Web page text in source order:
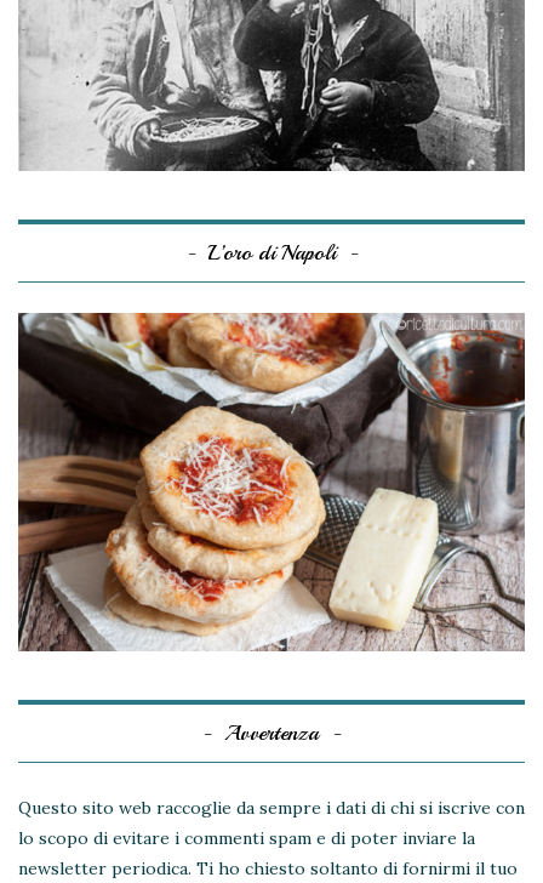
L’oro di Napoli
Avvertenza
Questo sito web raccoglie da sempre i dati di chi si iscrive con
lo scopo di evitare i commenti spam e di poter inviare la
newsletter periodica. Ti ho chiesto soltanto di fornirmi il tuo